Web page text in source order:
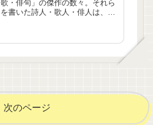
歌・俳句」の傑作の数々。それら
を書いた詩人・歌人・俳人は、ど
次のページ